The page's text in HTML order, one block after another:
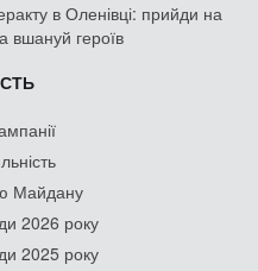
в Оленівці: прийди на
вшануй героїв
Майдану
2026 року
2025 року